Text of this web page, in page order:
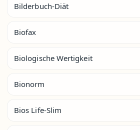
Bilderbuch-Diät
Biofax
Biologische Wertigkeit
Bionorm
Bios Life-Slim